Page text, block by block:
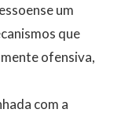
um
que
ofensiva,
com a